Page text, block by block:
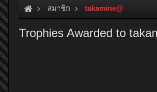
สมาชิก takamine@
Trophies Awarded to